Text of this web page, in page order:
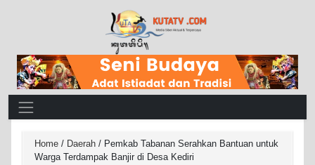
Main Navigation
Home / Daerah / Pemkab Tabanan Serahkan Bantuan untuk
Warga Terdampak Banjir di Desa Kediri